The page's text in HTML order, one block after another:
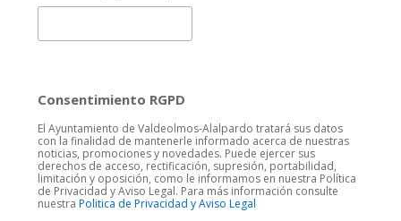
Consentimiento RGPD
El Ayuntamiento de Valdeolmos-Alalpardo tratará sus datos
con la finalidad de mantenerle informado acerca de nuestras
noticias, promociones y novedades. Puede ejercer sus
derechos de acceso, rectificación, supresión, portabilidad,
limitación y oposición, como le informamos en nuestra Política
de Privacidad y Aviso Legal. Para más información consulte
nuestra Politica de Privacidad y Aviso Legal